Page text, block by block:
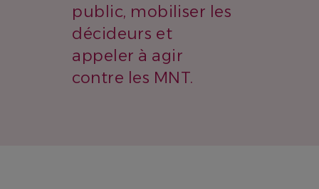
public, mobiliser les
décideurs et
appeler à agir
contre les MNT.